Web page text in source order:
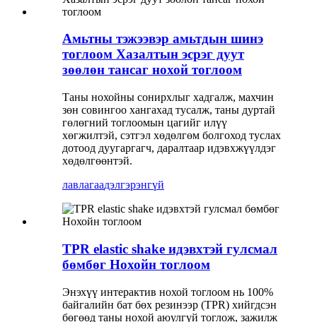
Амьтны тэжээвэр амьтдын шинэ
тоглоом Хазалтын эсрэг дуут
зөөлөн тансаг нохой тоглоом
Таны нохойны сонирхлыг хадгалж, махчин
зөн совингоо хангахад тусалж, таны дуртай
гөлөгний тоглоомын цагийг илүү
хөгжилтэй, сэтгэл хөдөлгөм болгоход туслах
дотоод дуугаргагч, даралтаар идэвхжүүлдэг
хөдөлгөөнтэй.
лавлагаадэлгэрэнгүй
TPR elastic shake идэвхтэй гулсмал
бөмбөг Нохойн тоглоом
Энэхүү интерактив нохой тоглоом нь 100%
байгалийн бат бөх резинээр (TPR) хийгдсэн
бөгөөд таны нохой аюулгүй тоглож, зажилж